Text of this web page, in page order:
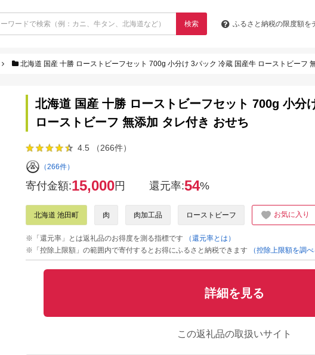
検索 ふるさと納税の限度額を
北海道 国産 十勝 ローストビーフセット 700g 小分け 3パック 冷蔵 国産牛 ローストビーフ
北海道 国産 十勝 ローストビーフセット 700g 小分
ローストビーフ 無添加 タレ付き おせち
4.5 （266件）
（266件）
寄付金額:15,000円 還元率:54%
北海道 池田町 肉 肉加工品 ローストビーフ お気に入り
※「還元率」とは返礼品のお得度を測る指標です
（還元率とは）
※「控除上限額」の範囲内で寄付するとお得にふるさと納税できます
（控除上限額を調べ
詳細を見る
この返礼品の取扱いサイト